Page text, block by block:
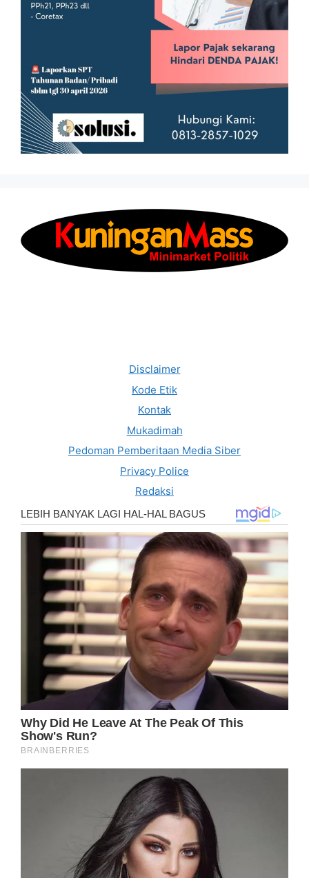
Disclaimer
Kode Etik
Kontak
Mukadimah
Pedoman Pemberitaan Media Siber
Privacy Police
Redaksi